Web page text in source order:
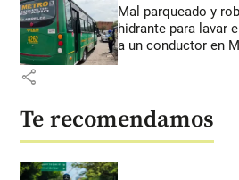
Mal parqueado y
hidrante para lavar
a un conductor en
share
Te recomendamos